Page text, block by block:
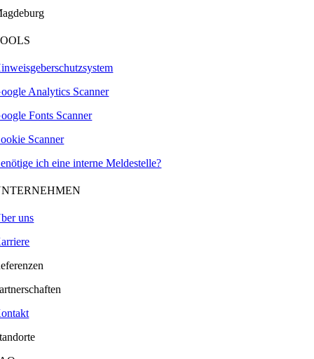
Analytics Scanner
Fonts Scanner
Scanner
ich eine interne Meldestelle?
uns